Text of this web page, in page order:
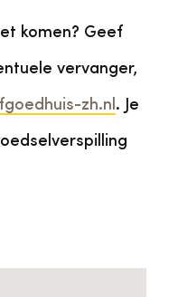
komen? Geef
vervanger,
zh.nl . Je